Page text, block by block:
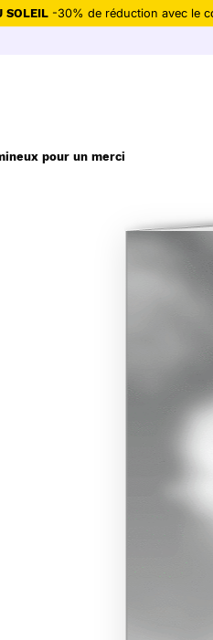
SOLEIL-30% de réduction avec le
Ne plus afficher
pour un merci